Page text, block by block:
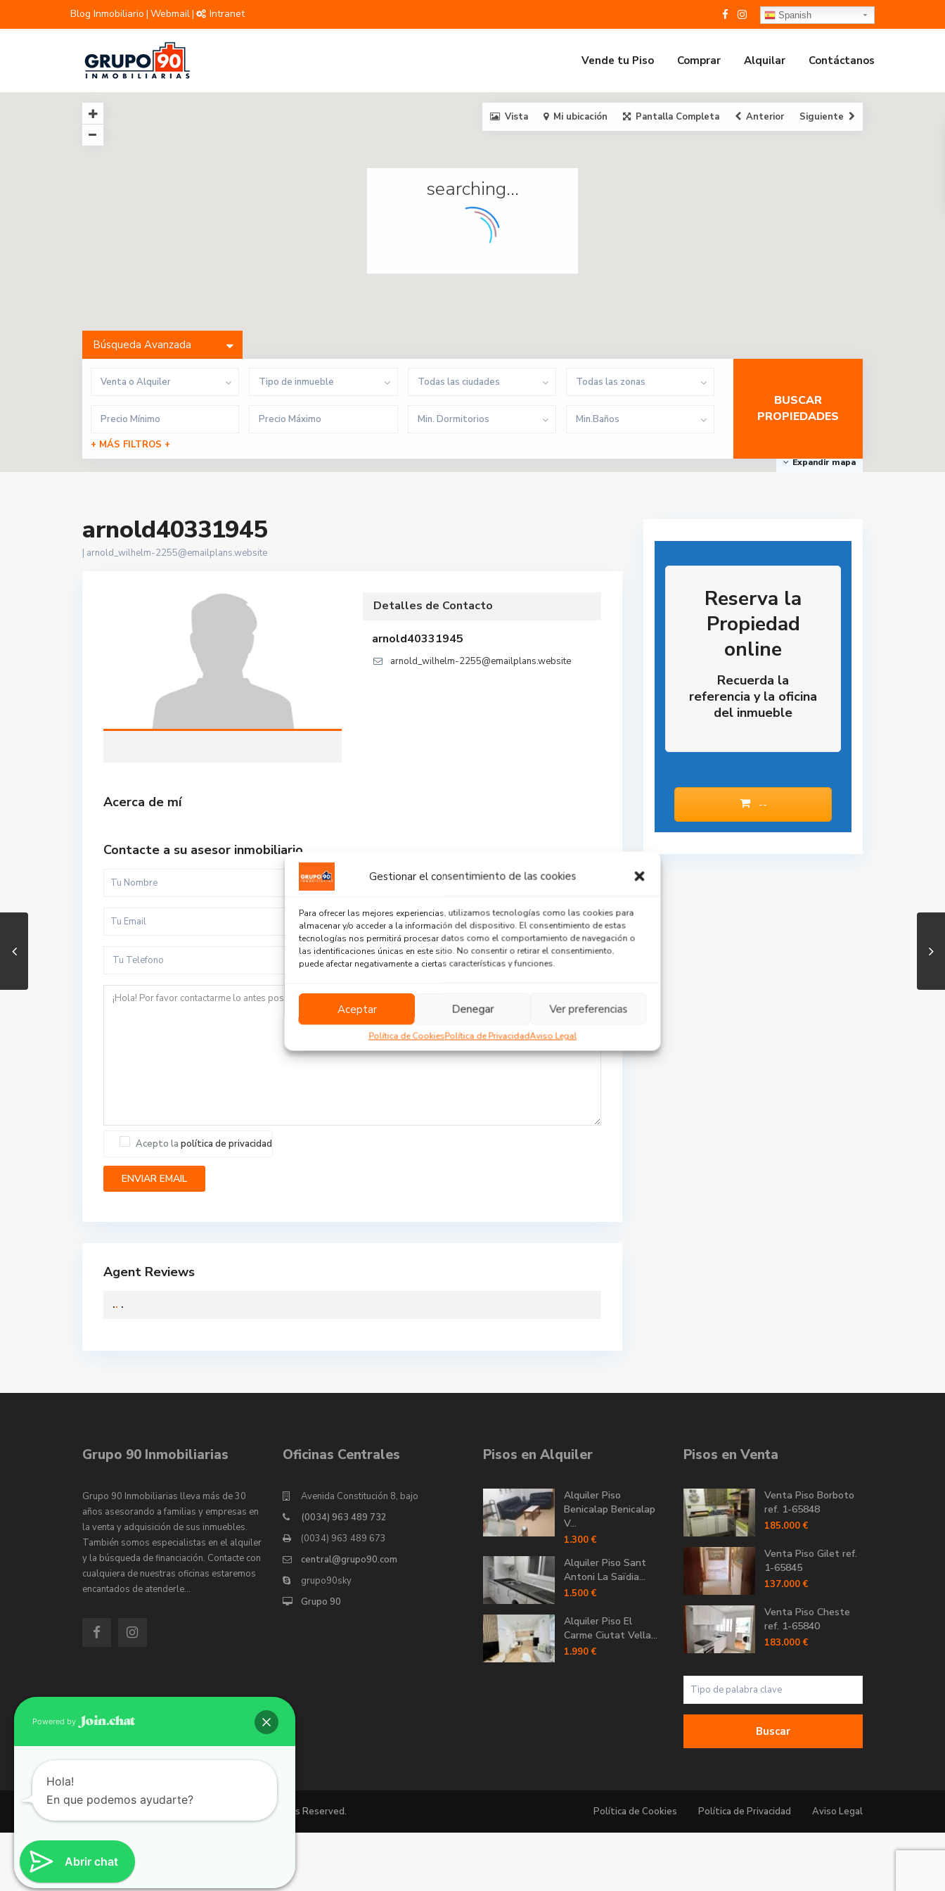
Gestionar el consentimiento de las cookies
Para ofrecer las mejores experiencias, utilizamos tecnologías como las cookies para
almacenar y/o acceder a la información del dispositivo. El consentimiento de estas
tecnologías nos permitirá procesar datos como el comportamiento de navegación o
las identificaciones únicas en este sitio. No consentir o retirar el consentimiento,
puede afectar negativamente a ciertas características y funciones.
Aceptar Denegar Ver preferencias
Política de CookiesPolítica de PrivacidadAviso Legal
Blog Inmobiliario | Webmail| Intranet Spanish
Vende tu Piso Comprar Alquilar Contáctanos
searching...
Expandir mapa
Vista Mi ubicación Pantalla Completa Anterior Siguiente
Búsqueda Avanzada
Venta o Alquiler Tipo de inmueble Todas las ciudades Todas las zonas
Min. Dormitorios
Min.Baños
+ MÁS FILTROS +
arnold40331945
| arnold_wilhelm-2255@emailplans.website
Detalles de Contacto
arnold40331945
arnold_wilhelm-2255@emailplans.website
Acerca de mí
Contacte a su asesor inmobiliario
Acepto la política de privacidad
Agent Reviews
.. .
Reserva la
Propiedad
online
Recuerda la
referencia y la oficina
del inmueble
--
Grupo 90 Inmobiliarias
Grupo 90 Inmobiliarias lleva más de 30
años asesorando a familias y empresas en
la venta y adquisición de sus inmuebles.
También somos especialistas en el alquiler
y la búsqueda de financiación. Contacte con
cualquiera de nuestras oficinas estaremos
encantados de atenderle…
Oficinas Centrales
Avenida Constitución 8, bajo
(0034) 963 489 732
(0034) 963 489 673
central@grupo90.com
grupo90sky
Grupo 90
Pisos en Alquiler
Alquiler Piso
Benicalap Benicalap
V...
1.300 €
Alquiler Piso Sant
Antoni La Saïdia...
1.500 €
Alquiler Piso El
Carme Ciutat Vella...
1.990 €
Pisos en Venta
Venta Piso Borboto
ref. 1-65848
185.000 €
Venta Piso Gilet ref.
1-65845
137.000 €
Venta Piso Cheste
ref. 1-65840
183.000 €
Buscar
Copyright 2026 | Grupo 90 inmobiliarias. All Rights Reserved. Política de Cookies Política de Privacidad Aviso Legal
Abrir chat
Powered by
Hola!
En que podemos ayudarte?